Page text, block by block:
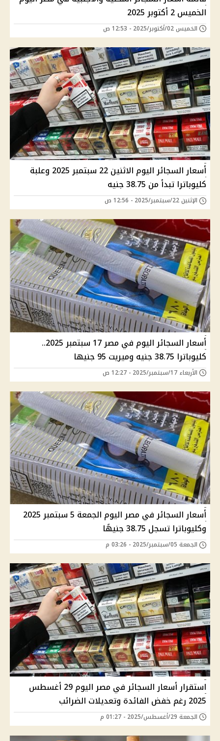
الخميس 2 أكتوبر 2025
الخميس 02/أكتوبر/2025 - 12:53 ص
أسعار السجائر اليوم الاثنين 22 سبتمبر 2025 وعلبة
كليوباترا تبدأ من 38.75 جنيه
الإثنين 22/سبتمبر/2025 - 12:56 ص
أسعار السجائر اليوم في مصر 17 سبتمبر 2025..
كليوباترا 38.75 جنيه وميريت 95 جنيها
الأربعاء 17/سبتمبر/2025 - 12:27 ص
أسعار السجائر في مصر اليوم الجمعة 5 سبتمبر 2025
وكليوباترا تسجل 38.75 جنيهًا
الجمعة 05/سبتمبر/2025 - 03:26 م
استقرار أسعار السجائر في مصر اليوم 29 أغسطس
2025 رغم خفض الفائدة وتعديلات الضرائب
الجمعة 29/أغسطس/2025 - 01:27 م